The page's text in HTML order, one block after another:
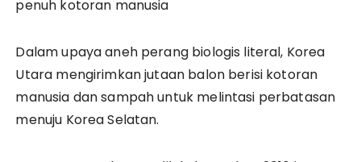
penuh kotoran manusia
Dalam upaya aneh perang biologis literal, Korea
Utara mengirimkan jutaan balon berisi kotoran
manusia dan sampah untuk melintasi perbatasan
menuju Korea Selatan.